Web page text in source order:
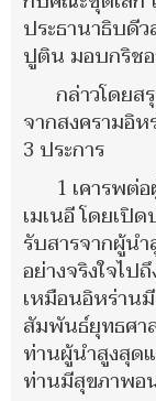
ประธานาธิบดี
ปูติน มอบกริช
กล่าวโดย
จากสงครามอิ
3 ประการ
1 เคารพต่
เมเนอี โดยเปิ
รับสารจากผู้น
อย่างจริงใจไ
เหมือนอิหร่าน
สัมพันธ์ยุทธศา
ท่านผู้นำสูงสุด
ท่านมีสุขภาพอ